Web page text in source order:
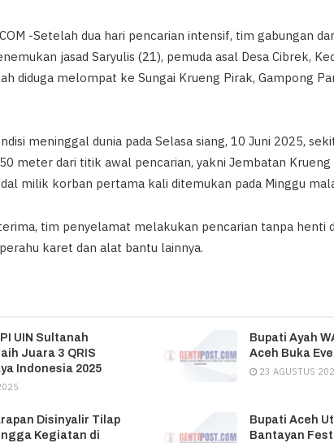
-Setelah dua hari pencarian intensif, tim gabungan
jasad Saryulis (21), pemuda asal Desa Cibrek,
diduga melompat ke Sungai Krueng Pirak, Gampong
meninggal dunia pada Selasa siang, 10 Juni 2025,
meter dari titik awal pencarian, yakni Jembatan
milik korban pertama kali ditemukan pada Minggu
tim penyelamat melakukan pencarian tanpa henti
karet dan alat bantu lainnya.
UIN Sultanah
Juara 3 QRIS
Indonesia 2025
Bupati Ayah
Aceh Buka
23 AGUSTUS
Disinyalir Tilap
Kegiatan di
Bupati Aceh
Bantayan